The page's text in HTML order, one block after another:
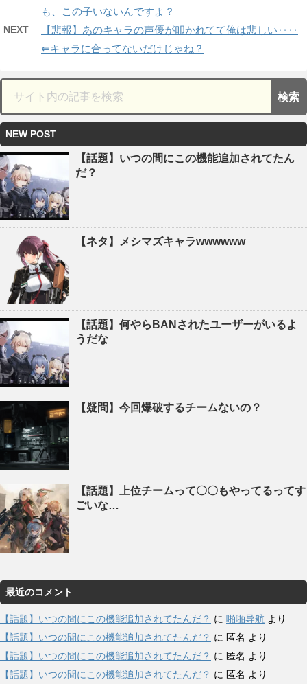
も、この子いないんですよ？
NEXT
【悲報】あのキャラの声優が叩かれてて俺は悲しい‥‥
⇐キャラに合ってないだけじゃね？
NEW POST
【話題】いつの間にこの機能追加されてたん
だ？
【ネタ】メシマズキャラwwwwww
【話題】何やらBANされたユーザーがいるよ
うだな
【疑問】今回爆破するチームないの？
【話題】上位チームって〇〇もやってるってす
ごいな…
最近のコメント
【話題】いつの間にこの機能追加されてたんだ？ に 啪啪导航 より
【話題】いつの間にこの機能追加されてたんだ？ に 匿名 より
【話題】いつの間にこの機能追加されてたんだ？ に 匿名 より
【話題】いつの間にこの機能追加されてたんだ？ に 匿名 より